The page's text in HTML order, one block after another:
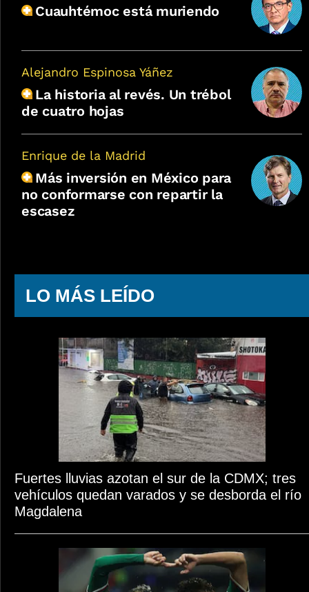
Cuauhtémoc está muriendo
Alejandro Espinosa Yáñez
La historia al revés. Un trébol
de cuatro hojas
Enrique de la Madrid
Más inversión en México para
no conformarse con repartir la
escasez
LO MÁS LEÍDO
Fuertes lluvias azotan el sur de la CDMX; tres
vehículos quedan varados y se desborda el río
Magdalena